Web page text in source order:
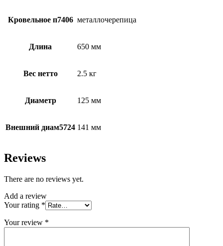
Кровельное п7406 металлочерепица
Длина 650 мм
Вес нетто 2.5 кг
Диаметр 125 мм
Внешний диам5724 141 мм
Reviews
There are no reviews yet.
Add a review
Your rating *
Your review *